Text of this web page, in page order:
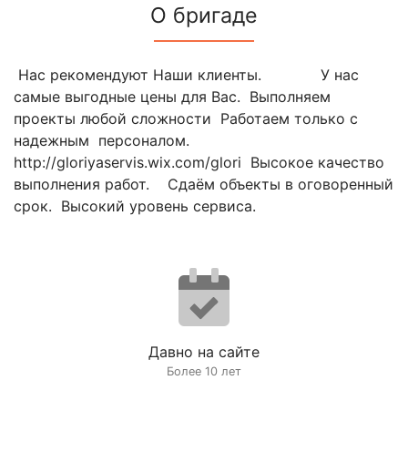
О бригаде
Нас рекомендуют Наши клиенты. У нас
самые выгодные цены для Вас. Выполняем
проекты любой сложности Работаем только с
надежным персоналом.
http://gloriyaservis.wix.com/glori Высокое качество
выполнения работ. Сдаём объекты в оговоренный
срок. Высокий уровень сервиса.
Давно на сайте
Более 10 лет